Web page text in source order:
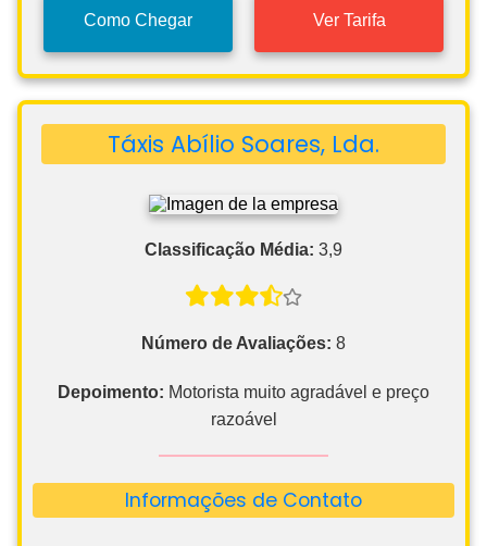
Como Chegar Ver Tarifa
Táxis Abílio Soares, Lda.
Classificação Média: 3,9
Número de Avaliações: 8
Depoimento: Motorista muito agradável e preço
razoável
Informações de Contato